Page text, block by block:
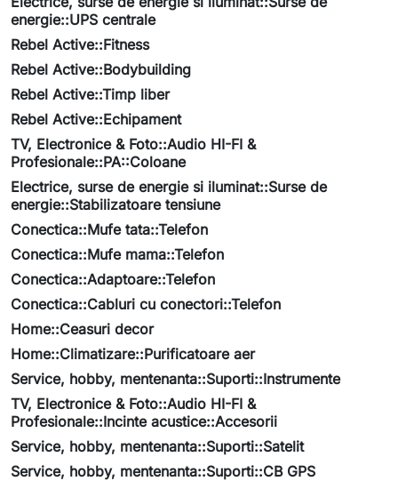
energie::UPS centrale
Rebel Active::Fitness
Rebel Active::Bodybuilding
Rebel Active::Timp liber
Rebel Active::Echipament
TV, Electronice & Foto::Audio HI-FI &
Profesionale::PA::Coloane
Electrice, surse de energie si iluminat::Surse de
energie::Stabilizatoare tensiune
Conectica::Mufe tata::Telefon
Conectica::Mufe mama::Telefon
Conectica::Adaptoare::Telefon
Conectica::Cabluri cu conectori::Telefon
Home::Ceasuri decor
Home::Climatizare::Purificatoare aer
Service, hobby, mentenanta::Suporti::Instrumente
TV, Electronice & Foto::Audio HI-FI &
Profesionale::Incinte acustice::Accesorii
Service, hobby, mentenanta::Suporti::Satelit
Service, hobby, mentenanta::Suporti::CB GPS